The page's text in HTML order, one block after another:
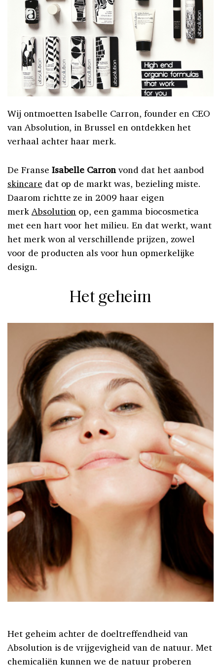
Wij ontmoetten Isabelle Carron, founder en CEO
van Absolution, in Brussel en ontdekken het
verhaal achter haar merk.
De Franse Isabelle Carron vond dat het aanbod
skincare dat op de markt was, bezieling miste.
Daarom richtte ze in 2009 haar eigen
merk Absolution op, een gamma biocosmetica
met een hart voor het milieu. En dat werkt, want
het merk won al verschillende prijzen, zowel
voor de producten als voor hun opmerkelijke
design.
Het geheim
Het geheim achter de doeltreffendheid van
Absolution is de vrijgevigheid van de natuur. Met
chemicaliën kunnen we de natuur proberen